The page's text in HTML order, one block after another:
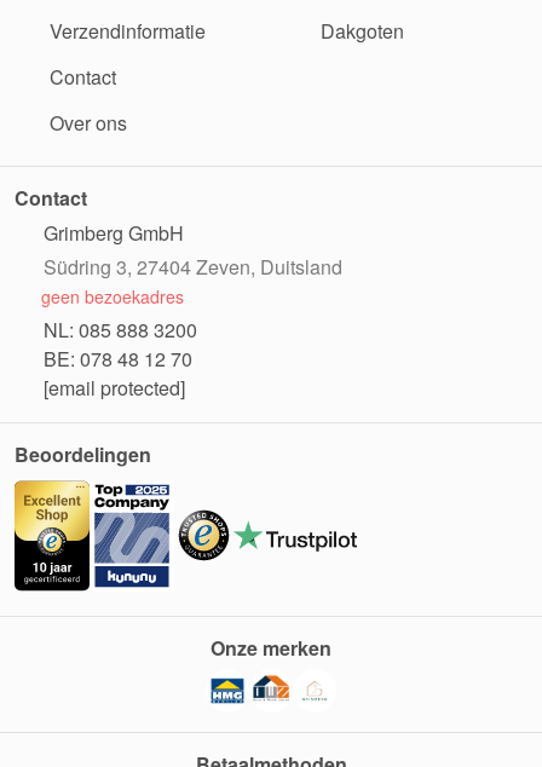
Verzendinformatie
Contact
Over ons
Dakgoten
Contact
Grimberg GmbH
Südring 3, 27404 Zeven, Duitsland
geen bezoekadres
NL: 085 888 3200
BE: 078 48 12 70
[email protected]
Beoordelingen
Onze merken